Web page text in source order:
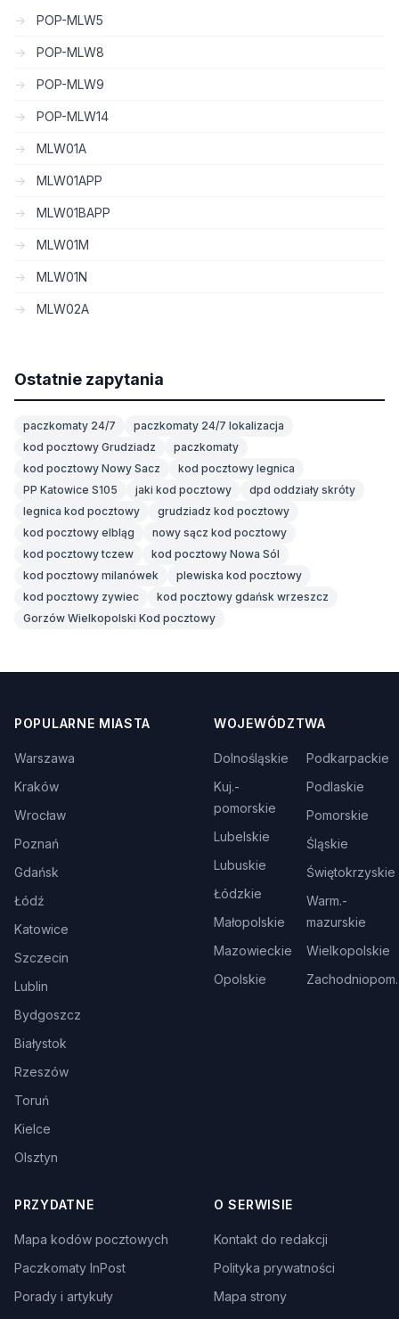
POP-MLW5
POP-MLW8
POP-MLW9
POP-MLW14
MLW01A
MLW01APP
MLW01BAPP
MLW01M
MLW01N
MLW02A
Ostatnie zapytania
paczkomaty 24/7
paczkomaty 24/7 lokalizacja
kod pocztowy Grudziadz
paczkomaty
kod pocztowy Nowy Sacz
kod pocztowy legnica
PP Katowice S105
jaki kod pocztowy
dpd oddziały skróty
legnica kod pocztowy
grudziadz kod pocztowy
kod pocztowy elbląg
nowy sącz kod pocztowy
kod pocztowy tczew
kod pocztowy Nowa Sól
kod pocztowy milanówek
plewiska kod pocztowy
kod pocztowy zywiec
kod pocztowy gdańsk wrzeszcz
Gorzów Wielkopolski Kod pocztowy
POPULARNE MIASTA
Warszawa
Kraków
Wrocław
Poznań
Gdańsk
Łódź
Katowice
Szczecin
Lublin
Bydgoszcz
Białystok
Rzeszów
Toruń
Kielce
Olsztyn
WOJEWÓDZTWA
Dolnośląskie
Kuj.-
pomorskie
Lubelskie
Lubuskie
Łódzkie
Małopolskie
Mazowieckie
Opolskie
Podkarpackie
Podlaskie
Pomorskie
Śląskie
Świętokrzyskie
Warm.-
mazurskie
Wielkopolskie
Zachodniopom.
PRZYDATNE
Mapa kodów pocztowych
Paczkomaty InPost
Porady i artykuły
O SERWISIE
Kontakt do redakcji
Polityka prywatności
Mapa strony